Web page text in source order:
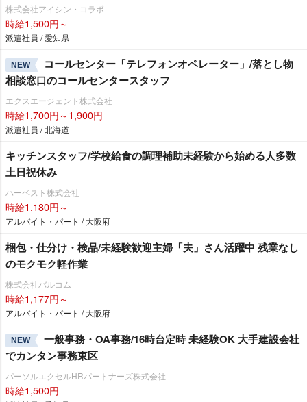
株式会社アイシン・コラボ
時給1,500円～
派遣社員 / 愛知県
NEW
コールセンター「テレフォンオペレーター」/落とし物
相談窓口のコールセンタースタッフ
エクスエージェント株式会社
時給1,700円～1,900円
派遣社員 / 北海道
キッチンスタッフ/学校給食の調理補助未経験から始める人多数
土日祝休み
ハーベスト株式会社
時給1,180円～
アルバイト・パート / 大阪府
梱包・仕分け・検品/未経験歓迎主婦「夫」さん活躍中 残業なし
のモクモク軽作業
株式会社バルコム
時給1,177円～
アルバイト・パート / 大阪府
NEW
一般事務・OA事務/16時台定時 未経験OK 大手建設会社
でカンタン事務東区
パーソルエクセルHRパートナーズ株式会社
時給1,500円